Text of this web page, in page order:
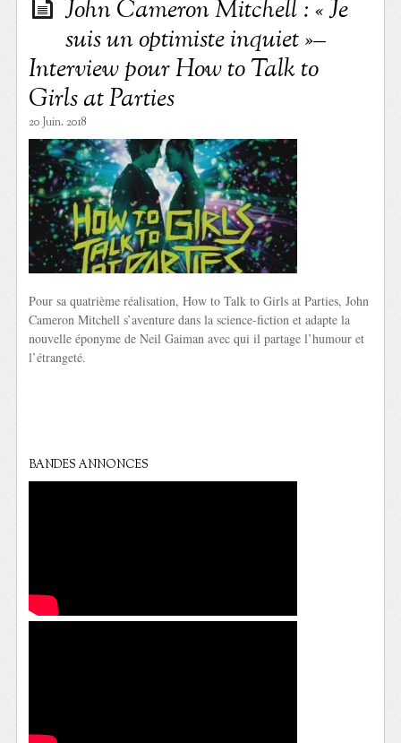
John Cameron Mitchell : « Je
suis un optimiste inquiet »–
Interview pour How to Talk to
Girls at Parties
20 Juin. 2018
Pour sa quatrième réalisation, How to Talk to Girls at Parties, John
Cameron Mitchell s’aventure dans la science-fiction et adapte la
nouvelle éponyme de Neil Gaiman avec qui il partage l’humour et
l’étrangeté.
BANDES ANNONCES